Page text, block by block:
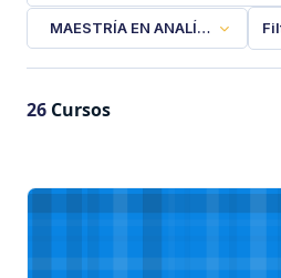
Buscar cursos
MAESTRÍA EN ANALÍTICA E
26 Cursos